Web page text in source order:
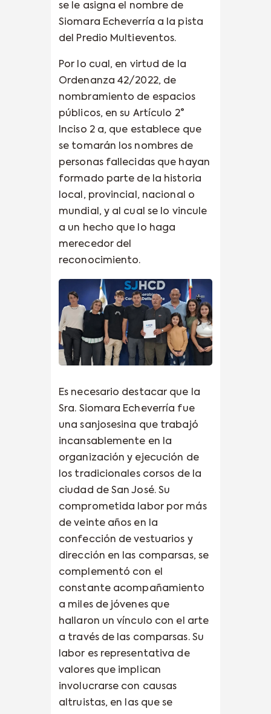
se le asigna el nombre de
Siomara Echeverría a la pista
del Predio Multieventos.
Por lo cual, en virtud de la
Ordenanza 42/2022, de
nombramiento de espacios
públicos, en su Artículo 2°
Inciso 2 a, que establece que
se tomarán los nombres de
personas fallecidas que hayan
formado parte de la historia
local, provincial, nacional o
mundial, y al cual se lo vincule
a un hecho que lo haga
merecedor del
reconocimiento.
Es necesario destacar que la
Sra. Siomara Echeverría fue
una sanjosesina que trabajó
incansablemente en la
organización y ejecución de
los tradicionales corsos de la
ciudad de San José. Su
comprometida labor por más
de veinte años en la
confección de vestuarios y
dirección en las comparsas, se
complementó con el
constante acompañamiento
a miles de jóvenes que
hallaron un vínculo con el arte
a través de las comparsas. Su
labor es representativa de
valores que implican
involucrarse con causas
altruistas, en las que se